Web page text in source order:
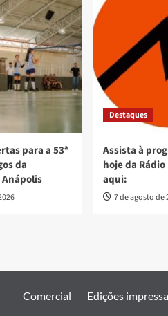
para a 53ª
da
Destaques
Assista à
hoje da
aqui:
7 de agosto de
Comercial Edições